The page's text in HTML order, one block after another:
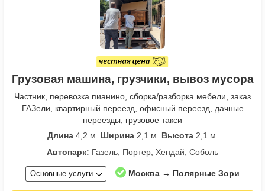
Грузовая машина, грузчики, вывоз мусора
Частник, перевозка пианино, сборка/разборка мебели, заказ
ГАЗели, квартирный переезд, офисный переезд, дачные
переезды, грузовое такси
Длина4,2 м. Ширина2,1 м. Высота2,1 м.
Автопарк: Газель, Портер, Хендай, Соболь
Основные услуги Москва → Полярные Зори